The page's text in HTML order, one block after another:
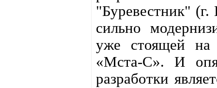
"Буревестник"
сильно
уже стоящей
«Мста-С». И
разработки